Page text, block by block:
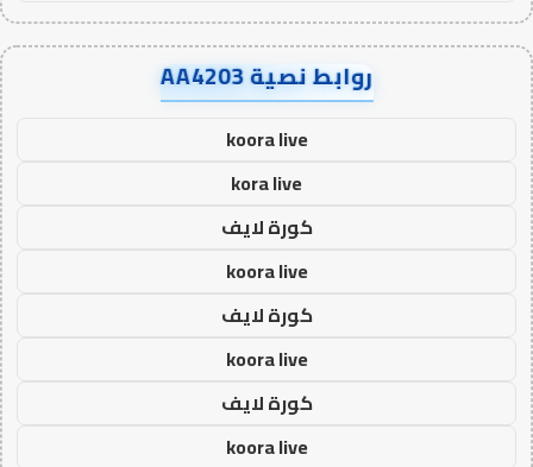
روابط نصية AA4203
koora live
kora live
كورة لايف
koora live
كورة لايف
koora live
كورة لايف
koora live